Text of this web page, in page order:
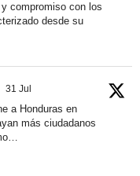
compromiso con los
desde su
31 Jul
a Honduras en
más ciudadanos